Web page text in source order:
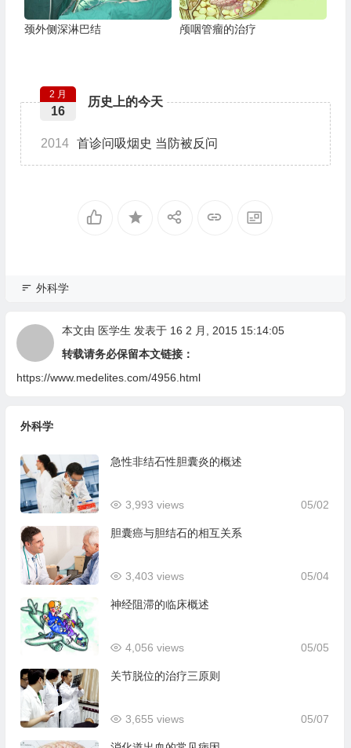
颈外侧深淋巴结 颅咽管瘤的治疗
历史上的今天
2 月
16
2014 首诊问吸烟史 当防被反问
外科学
本文由 医学生 发表于 16 2 月, 2015 15:14:05
转载请务必保留本文链接：
https://www.medelites.com/4956.html
外科学
急性非结石性胆囊炎的概述
05/02
3,993 views
胆囊癌与胆结石的相互关系
05/04
3,403 views
神经阻滞的临床概述
05/05
4,056 views
关节脱位的治疗三原则
05/07
3,655 views